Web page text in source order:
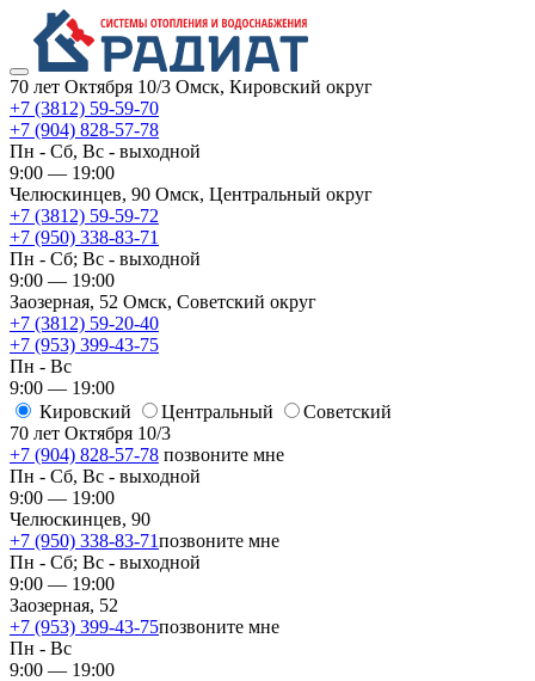
70 лет Октября 10/3 Омск, Кировский округ
+7 (3812) 59-59-70
+7 (904) 828-57-78
Пн - Сб, Вс - выходной
9:00 — 19:00
Челюскинцев, 90 Омск, ​Центральный округ
+7 (3812) 59-59-72
+7 (950) 338-83-71
Пн - Сб; Вс - выходной
9:00 — 19:00
Заозерная, 52 Омск, ​Советский округ
+7 (3812) 59-20-40
+7 (953) 399-43-75
Пн - Вс
9:00 — 19:00
Кировский
​Центральный
​Советский
70 лет Октября 10/3
+7 (904) 828-57-78 позвоните мне
Пн - Сб, Вс - выходной
9:00 — 19:00
Челюскинцев, 90
+7 (950) 338-83-71позвоните мне
Пн - Сб; Вс - выходной
9:00 — 19:00
Заозерная, 52
+7 (953) 399-43-75позвоните мне
Пн - Вс
9:00 — 19:00